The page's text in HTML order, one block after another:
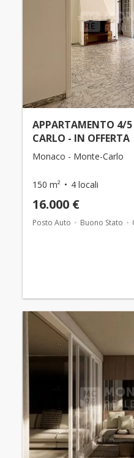
APPARTAMENTO 4/
CARLO - IN OFFERTA
Monaco - Monte-Carlo
150 m² 4 locali
16.000 €
Posto Auto Buono Stato